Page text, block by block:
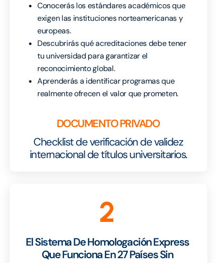
Conocerás los estándares académicos que
exigen las instituciones norteamericanas y
europeas.
Descubrirás qué acreditaciones debe tener
tu universidad para garantizar el
reconocimiento global.
Aprenderás a identificar programas que
realmente ofrecen el valor que prometen.
DOCUMENTO PRIVADO
Checklist de verificación de validez
internacional de títulos universitarios.
2
El Sistema De Homologación Express
Que Funciona En 27 Países Sin